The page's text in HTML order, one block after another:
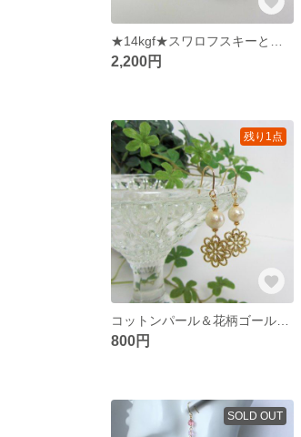
2,200円
残り1点
800円
SOLD OUT